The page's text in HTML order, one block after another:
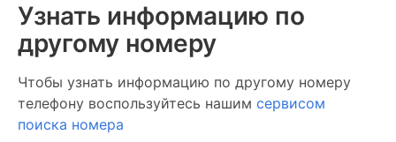
Узнать информацию по
другому номеру
Чтобы узнать информацию по другому номеру
телефону воспользуйтесь нашим сервисом
поиска номера